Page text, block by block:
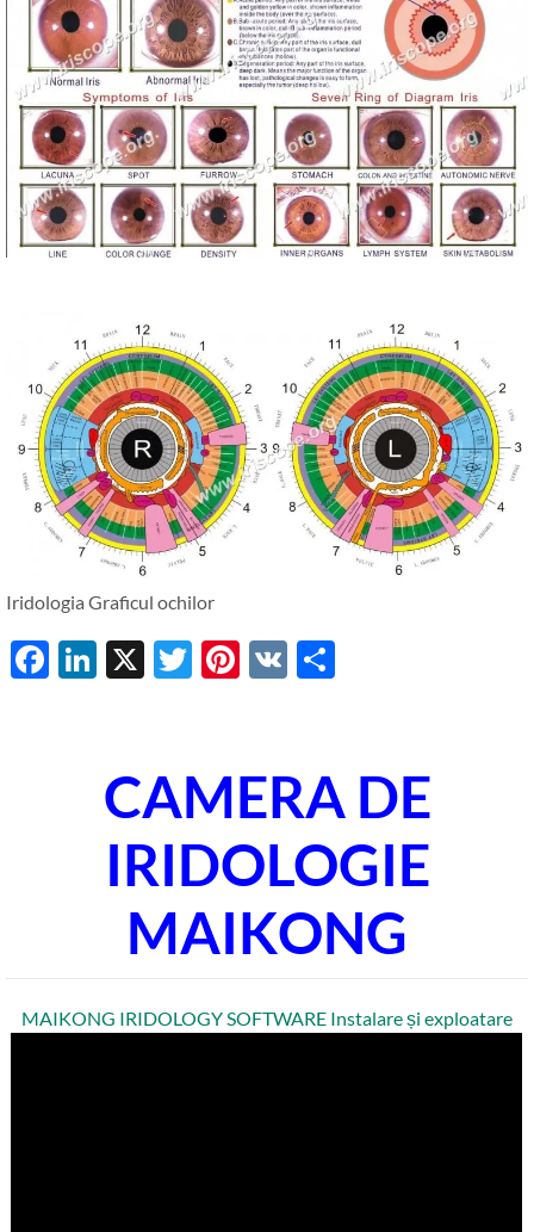
Iridologia Graficul ochilor
Facebook
LinkedIn
X Twitter
Pinterest
VK
CAMERA DE
IRIDOLOGIE
MAIKONG
MAIKONG IRIDOLOGY SOFTWARE Instalare și exploatare